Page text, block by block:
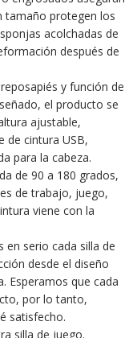
tamaño protegen los
acolchadas de
después de
y función de
el producto se
ajustable,
de cintura USB,
para la cabeza.
de 90 a 180 grados,
de trabajo, juego,
viene con la
en serio cada silla de
desde el diseño
Esperamos que cada
por lo tanto,
satisfecho.
silla de juego.